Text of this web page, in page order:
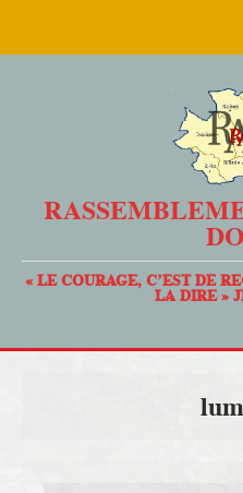
« LE COURAGE, C’EST DE
LA DIRE »